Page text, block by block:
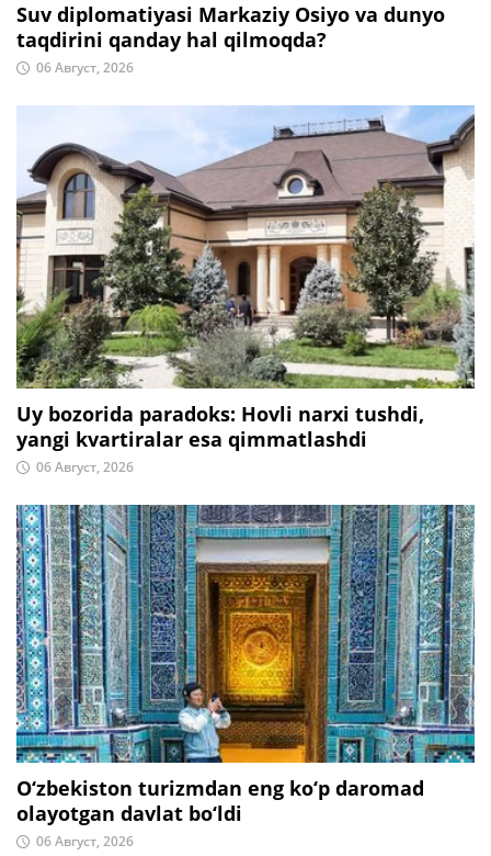
Suv diplomatiyasi Markaziy Osiyo va dunyo
taqdirini qanday hal qilmoqda?
06 Август, 2026
Uy bozorida paradoks: Hovli narxi tushdi,
yangi kvartiralar esa qimmatlashdi
06 Август, 2026
O‘zbekiston turizmdan eng ko‘p daromad
olayotgan davlat bo‘ldi
06 Август, 2026